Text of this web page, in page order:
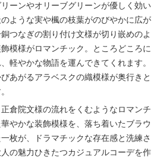
ーンやオリーブグリーンが優しく効い
ような実や楓の枝葉がのびやかに広が
つなぎの割り付け文様が切り嵌めのよ
模様がロマンチック。ところどころに
軽やかな物語を運んできてくれます。
あがるアラベスクの織模様が奥行きと
倉院文様の流れをくむようなロマンチ
やかな装飾模様を、落ち着いたブラウ
枚が、ドラマチックな存在感と洗練さ
の魅力ひきたつカジュアルコーデを作